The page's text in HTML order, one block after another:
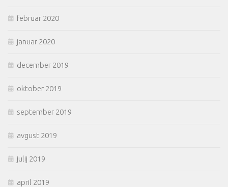
februar 2020
januar 2020
december 2019
oktober 2019
september 2019
avgust 2019
julij 2019
april 2019